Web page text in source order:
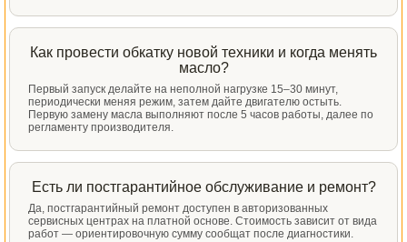
Как провести обкатку новой техники и когда менять
масло?
Первый запуск делайте на неполной нагрузке 15–30 минут,
периодически меняя режим, затем дайте двигателю остыть.
Первую замену масла выполняют после 5 часов работы, далее по
регламенту производителя.
Есть ли постгарантийное обслуживание и ремонт?
Да, постгарантийный ремонт доступен в авторизованных
сервисных центрах на платной основе. Стоимость зависит от вида
работ — ориентировочную сумму сообщат после диагностики.